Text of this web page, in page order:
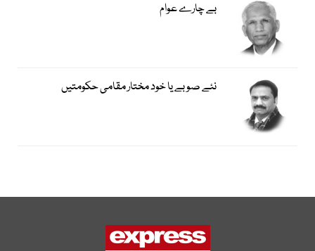
بے چارے عوام
نئے صوبے یا خود مختار مقامی حکومتیں